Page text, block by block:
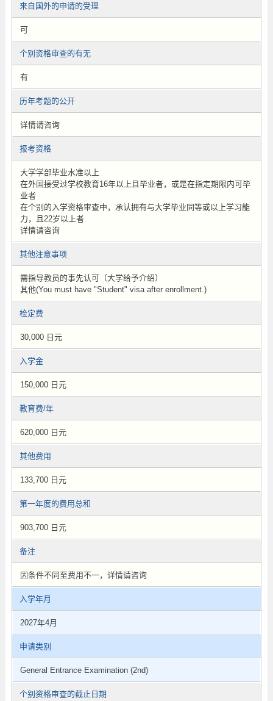
来自国外的申请的受理
可
个别资格审查的有无
有
历年考题的公开
详情请咨询
报考资格
大学学部毕业水准以上
在外国接受过学校教育16年以上且毕业者，或是在指定期限内可毕
业者
在个别的入学资格审查中，承认拥有与大学毕业同等或以上学习能
力，且22岁以上者
详情请咨询
其他注意事项
需指导教员的事先认可（大学给予介绍）
其他(You must have "Student" visa after enrollment.)
检定费
30,000 日元
入学金
150,000 日元
教育费/年
620,000 日元
其他费用
133,700 日元
第一年度的费用总和
903,700 日元
备注
因条件不同至费用不一，详情请咨询
入学年月
2027年4月
申请类别
General Entrance Examination (2nd)
个别资格审查的截止日期